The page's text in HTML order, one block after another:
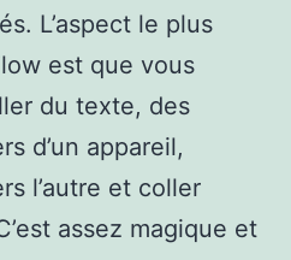
L’aspect le plus
est que vous
du texte, des
d’un appareil,
l’autre et coller
assez magique et